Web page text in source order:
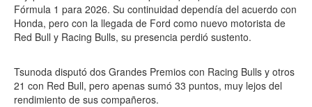
Fórmula 1 para 2026. Su continuidad dependía del acuerdo con
Honda, pero con la llegada de Ford como nuevo motorista de
Red Bull y Racing Bulls, su presencia perdió sustento.
Tsunoda disputó dos Grandes Premios con Racing Bulls y otros
21 con Red Bull, pero apenas sumó 33 puntos, muy lejos del
rendimiento de sus compañeros.